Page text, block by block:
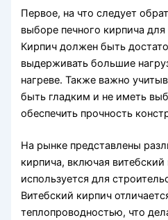
Первое, на что следует
выборе печного кирпича
Кирпич должен быть
выдерживать большие
нагреве. Также важно
быть гладким и не иметь
обеспечить прочность
На рынке представлены
кирпича, включая
используется для
Витебский кирпич
теплопроводностью, что